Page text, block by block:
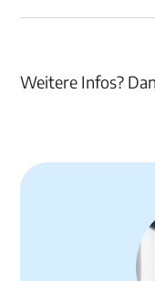
Weitere Infos?